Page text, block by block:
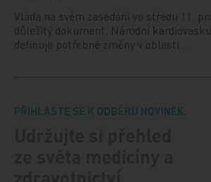
Vláda na svém zasedání ve středu 11.
důležitý dokument, Národní
definuje potřebné změny v oblasti…
PŘIHLASTE SE K ODBĚRU NOVINEK.